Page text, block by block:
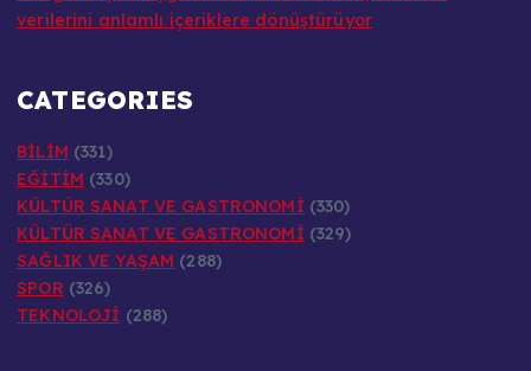
verilerini anlamlı içeriklere dönüştürüyor
CATEGORIES
BİLİM (331)
EĞİTİM (330)
KÜLTÜR SANAT VE GASTRONOMİ (330)
KÜLTÜR SANAT VE GASTRONOMİ (329)
SAĞLIK VE YAŞAM (288)
SPOR (326)
TEKNOLOJİ (288)